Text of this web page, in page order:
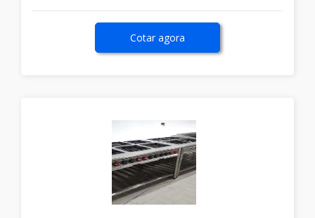
Cotar agora